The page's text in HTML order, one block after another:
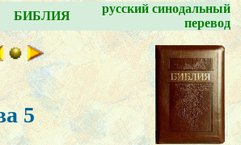
БИБЛИЯ
русский синодальный
перевод
5